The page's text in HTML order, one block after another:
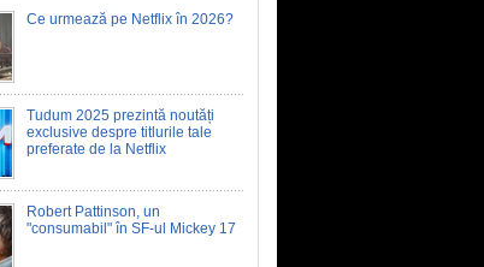
Ce urmează pe Netflix în 2026?
Tudum 2025 prezintă noutăți
exclusive despre titlurile tale
preferate de la Netflix
Robert Pattinson, un
"consumabil" în SF-ul Mickey 17